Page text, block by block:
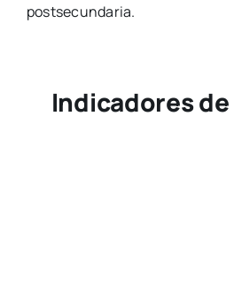
postsecundaria.
Indicadores